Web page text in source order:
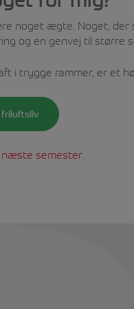
noget ægte. Noget,
og en genvej til større
i trygge rammer, er et
næste semester